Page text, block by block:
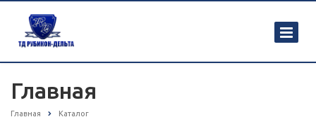
Главная
Главная Каталог